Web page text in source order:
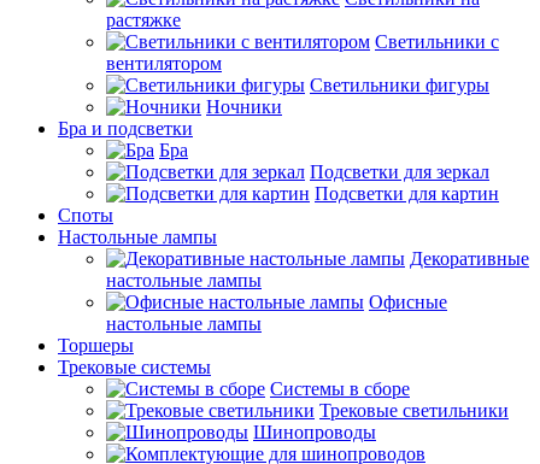
растяжке
Светильники с
вентилятором
Светильники фигуры
Ночники
Бра и подсветки
Бра
Подсветки для зеркал
Подсветки для картин
Споты
Настольные лампы
Декоративные
настольные лампы
Офисные
настольные лампы
Торшеры
Трековые системы
Системы в сборе
Трековые светильники
Шинопроводы